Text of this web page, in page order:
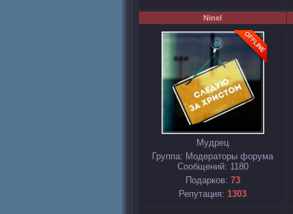
Ninel
Мудрец
Группа: Модераторы форума
Сообщений: 1180
Подарков: 73
Репутация: 1303